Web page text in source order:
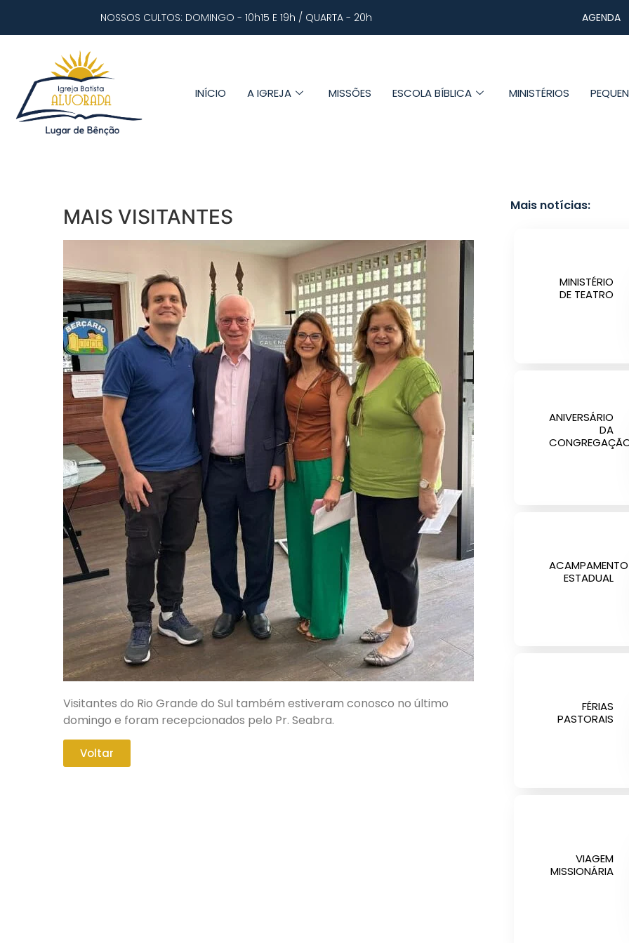
NOSSOS CULTOS: DOMINGO - 10h15 E 19h / QUARTA - 20h AGENDA
INÍCIO A IGREJA MISSÕES ESCOLA BÍBLICA MINISTÉRIOS
MAIS VISITANTES
Visitantes do Rio Grande do Sul também estiveram conosco no último
domingo e foram recepcionados pelo Pr. Seabra.
Voltar
Mais notícias:
MINISTÉRIO
DE TEATRO
ANIVERSÁRIO
DA
ACAMPAMENTO
ESTADUAL
FÉRIAS
PASTORAIS
VIAGEM
MISSIONÁRIA